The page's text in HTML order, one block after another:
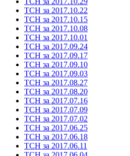
ТСН за 2017.10.22
ТСН за 2017.10.15
ТСН за 2017.10.08
ТСН за 2017.10.01
ТСН за 2017.09.24
ТСН за 2017.09.17
ТСН за 2017.09.10
ТСН за 2017.09.03
ТСН за 2017.08.27
ТСН за 2017.08.20
ТСН за 2017.07.16
ТСН за 2017.07.09
ТСН за 2017.07.02
ТСН за 2017.06.25
ТСН за 2017.06.18
ТСН за 2017.06.11